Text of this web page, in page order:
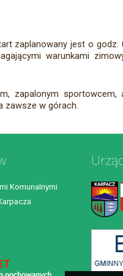
zaplanowany jest o godz.
warunkami
zapalonym
zawsze w górach.
Komunalnymi